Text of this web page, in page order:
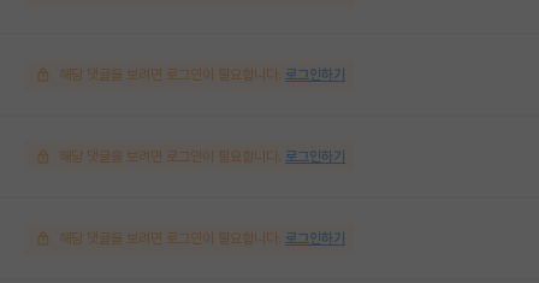
해당 댓글을 보려면 로그인이 필요합니다. 로그인하기
해당 댓글을 보려면 로그인이 필요합니다. 로그인하기
해당 댓글을 보려면 로그인이 필요합니다. 로그인하기